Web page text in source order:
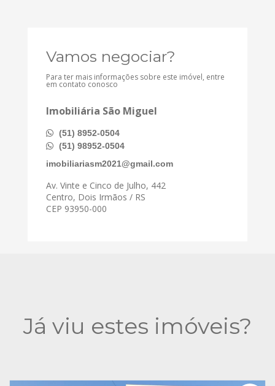
Vamos negociar?
Para ter mais informações sobre este imóvel, entre
em contato conosco
Imobiliária São Miguel
(51) 8952-0504
(51) 98952-0504
imobiliariasm2021@gmail.com
Av. Vinte e Cinco de Julho, 442
Centro, Dois Irmãos / RS
CEP 93950-000
Já viu estes imóveis?